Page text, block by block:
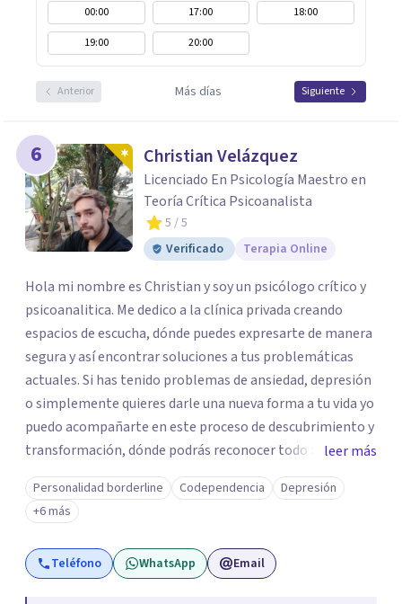
00:00 17:00
18:00
19:00
20:00
Anterior Más días Siguiente
6 Christian Velázquez
Licenciado En Psicología Maestro en
Teoría Crítica Psicoanalista
5 / 5
Verificado
Terapia Online
Hola mi nombre es Christian y soy un psicólogo crítico y
psicoanalitica. Me dedico a la clínica privada creando
espacios de escucha, dónde puedes expresarte de manera
segura y así encontrar soluciones a tus problemáticas
actuales. Si has tenido problemas de ansiedad, depresión
o simplemente quieres darle una nueva forma a tu vida yo
puedo acompañarte en este proceso de descubrimiento y
transformación, dónde podrás reconocer todo aquello
que te ha aqueja. Así que si buscas un espacio de compañía
seguro respetuoso y fraternal yo puedo acompañarte.
leer más
Personalidad borderline Codependencia
Depresión
+6 más
Teléfono WhatsApp Email